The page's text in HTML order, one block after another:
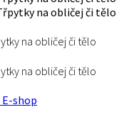
na obličej či tělo
na obličej či tělo
shop